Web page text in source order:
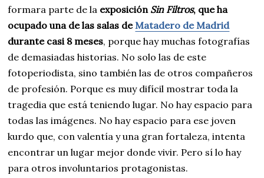
formara parte de la exposición Sin Filtros, que ha
ocupado una de las salas de Matadero de Madrid
durante casi 8 meses, porque hay muchas fotografías
de demasiadas historias. No solo las de este
fotoperiodista, sino también las de otros compañeros
de profesión. Porque es muy difícil mostrar toda la
tragedia que está teniendo lugar. No hay espacio para
todas las imágenes. No hay espacio para ese joven
kurdo que, con valentía y una gran fortaleza, intenta
encontrar un lugar mejor donde vivir. Pero sí lo hay
para otros involuntarios protagonistas.